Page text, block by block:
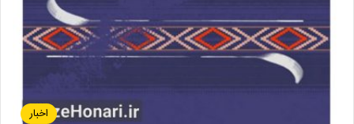
اخبار